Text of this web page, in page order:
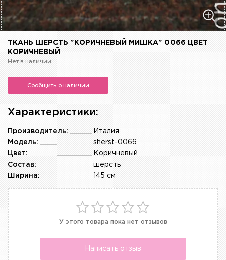
ТКАНЬ ШЕРСТЬ "КОРИЧНЕВЫЙ МИШКА" 0066 ЦВЕТ
КОРИЧНЕВЫЙ
Нет в наличии
Сообщить о наличии
Характеристики:
Италия
Производитель:
sherst-0066
Модель:
Коричневый
Цвет:
шерсть
Состав:
145 см
Ширина:
У этого товара пока нет отзывов
Написать отзыв